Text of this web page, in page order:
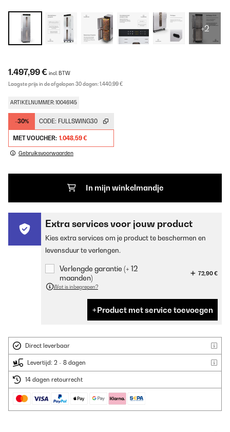
+2
1.497,99 € incl. BTW
Laagste prijs in de afgelopen 30 dagen:1.440,99 €
ARTIKELNUMMER: 10046145
-30% CODE: FULLSWING30
MET VOUCHER: 1.048,59 €
Gebruiksvoorwaarden
In mijn winkelmandje
Extra services voor jouw product
Kies extra services om je product te beschermen en
levensduur te verlengen.
Verlengde garantie (+ 12
maanden)
72,90 €
Wat is inbegrepen?
Product met service toevoegen
Direct leverbaar
Levertijd: 2 - 8 dagen
14 dagen retourrecht